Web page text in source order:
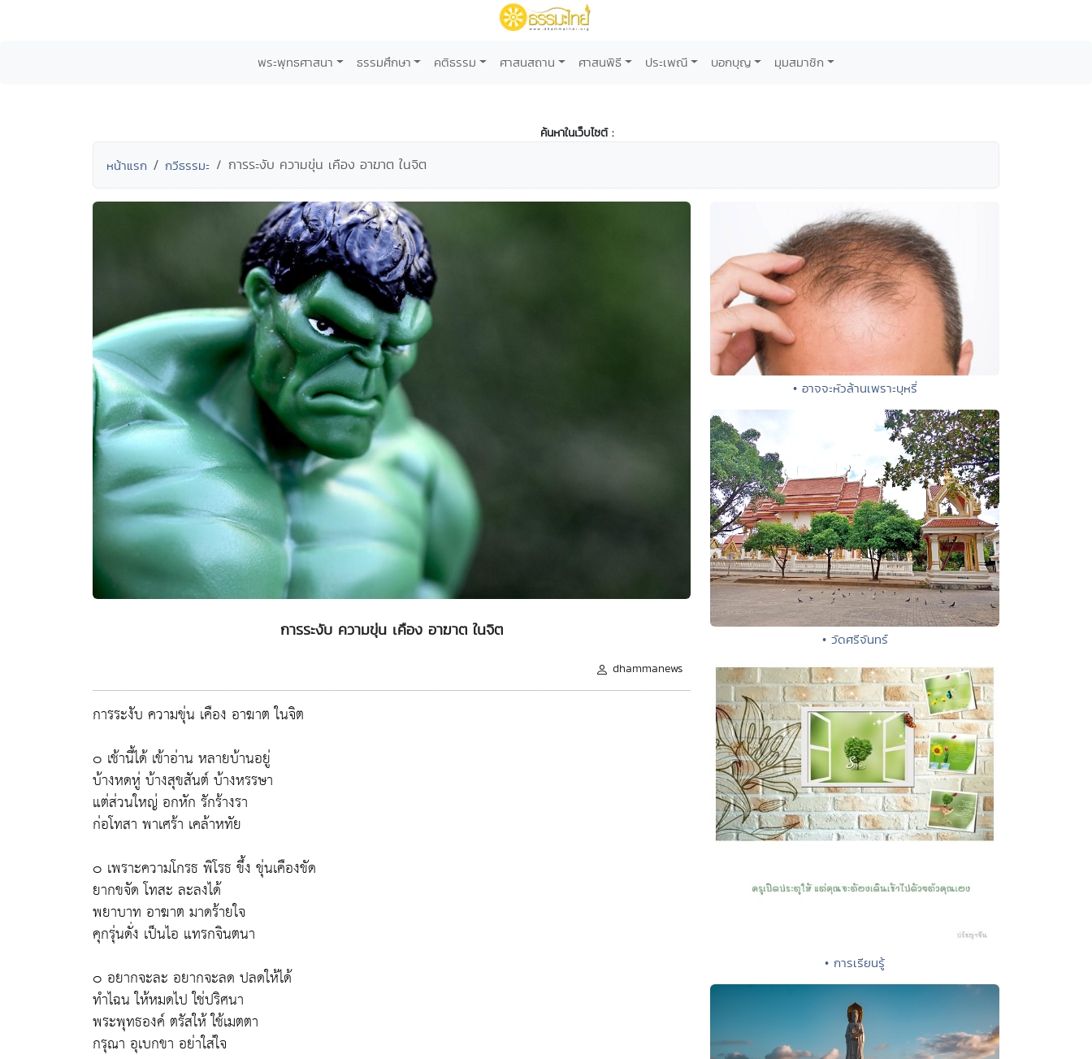
พระพุทธศาสนา ธรรมศึกษา คติธรรม ศาสนสถาน ศาสนพิธี ประเพณี บอกบุญ มุมสมาชิก
ค้นหาในเว็บไซต์ :
หน้าแรก กวีธรรมะ การระงับ ความขุ่น เคือง อาฆาต ในจิต
การระงับ ความขุ่น เคือง อาฆาต ในจิต
dhammanews
การระงับ ความขุ่น เคือง อาฆาต ในจิต
๐ เช้านี้ได้ เข้าอ่าน หลายบ้านอยู่
บ้างหดหู่ บ้างสุขสันต์ บ้างหรรษา
แต่ส่วนใหญ่ อกหัก รักร้างรา
ก่อโทสา พาเศร้า เคล้าหทัย
๐ เพราะความโกรธ พิโรธ ขึ้ง ขุ่นเคืองขัด
ยากขจัด โทสะ ละลงได้
พยาบาท อาฆาต มาดร้ายใจ
คุกรุ่นดั่ง เป็นไอ แทรกจินตนา
๐ อยากจะละ อยากจะลด ปลดให้ได้
ทำไฉน ให้หมดไป ใช่ปริศนา
พระพุทธองค์ ตรัสให้ ใช้เมตตา
กรุณา อุเบกขา อย่าใส่ใจ
• อาจจะหัวล้านเพราะบุหรี่
• วัดศรีจันทร์
• การเรียนรู้